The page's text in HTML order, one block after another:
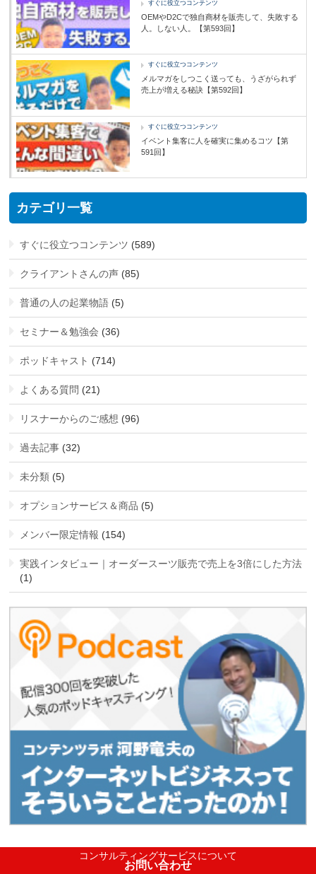
コンサルティングサービスについて
お問い合わせ
すぐに役立つコンテンツ
OEMやD2Cで独自商材を販売して、失敗する
人。しない人。【第593回】
すぐに役立つコンテンツ
メルマガをしつこく送っても、うざがられず
売上が増える秘訣【第592回】
すぐに役立つコンテンツ
イベント集客に人を確実に集めるコツ【第
591回】
カテゴリ一覧
すぐに役立つコンテンツ (589)
クライアントさんの声 (85)
普通の人の起業物語 (5)
セミナー＆勉強会 (36)
ポッドキャスト (714)
よくある質問 (21)
リスナーからのご感想 (96)
過去記事 (32)
未分類 (5)
オプションサービス＆商品 (5)
メンバー限定情報 (154)
実践インタビュー｜オーダースーツ販売で売上を3倍にした方法
(1)